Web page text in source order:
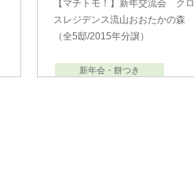
【マチトモ！】新年交流会 クロ
スレジデンス流山おおたかの森
（全5邸/2015年分譲）
新年会・餅つき